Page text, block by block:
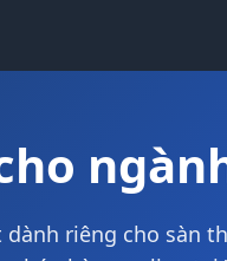
dành riêng cho sàn